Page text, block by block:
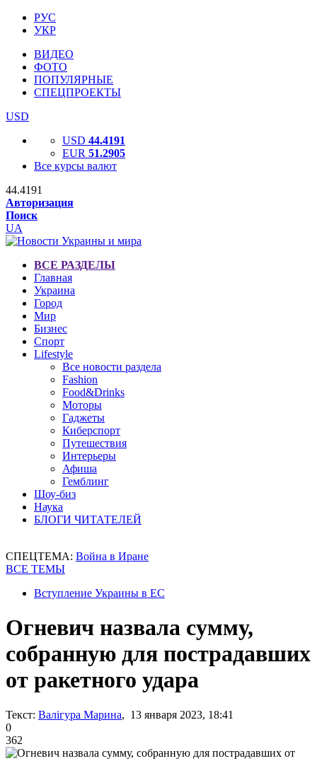
РУС
УКР
ВИДЕО
ФОТО
ПОПУЛЯРНЫЕ
СПЕЦПРОЕКТЫ
USD
USD 44.4191
EUR 51.2905
Все курсы валют
44.4191
Авторизация
Поиск
UA
ВСЕ РАЗДЕЛЫ
Главная
Украина
Город
Мир
Бизнес
Спорт
Lifestyle
Все новости раздела
Fashion
Food&Drinks
Моторы
Гаджеты
Киберспорт
Путешествия
Интерьеры
Афиша
Гемблинг
Шоу-биз
Наука
БЛОГИ ЧИТАТЕЛЕЙ
СПЕЦТЕМА: Война в Иране
ВСЕ ТЕМЫ
Вступление Украины в ЕС
Огневич назвала сумму,
собранную для пострадавших
от ракетного удара
Текст: Валігура Марина, 13 января 2023, 18:41
0
362